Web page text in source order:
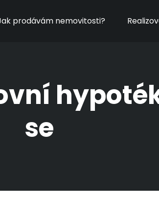
prodávám nemovitosti?
se